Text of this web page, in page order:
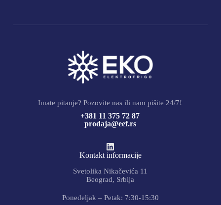
Imate pitanje? Pozovite nas ili nam pišite 24/7!
+381 11 375 72 87
prodaja@eef.rs
Kontakt informacije
Svetolika Nikačevića 11
Beograd, Srbija
Ponedeljak – Petak: 7:30-15:30